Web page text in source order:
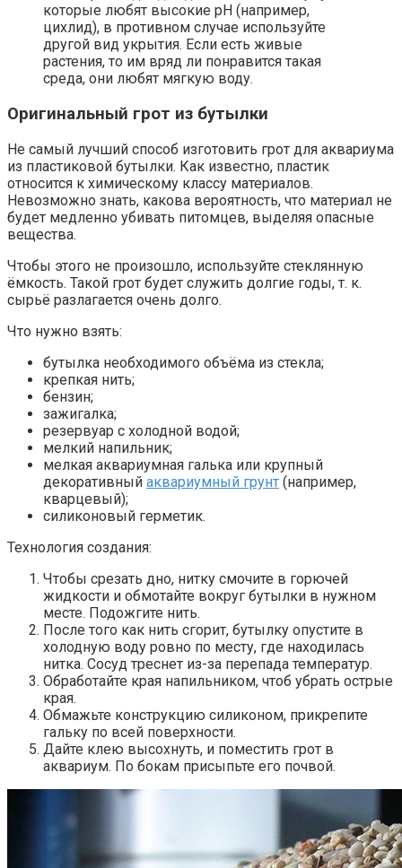
которые любят высокие pH (например,
цихлид), в противном случае используйте
другой вид укрытия. Если есть живые
растения, то им вряд ли понравится такая
среда, они любят мягкую воду.
Оригинальный грот из бутылки
Не самый лучший способ изготовить грот для аквариума
из пластиковой бутылки. Как известно, пластик
относится к химическому классу материалов.
Невозможно знать, какова вероятность, что материал не
будет медленно убивать питомцев, выделяя опасные
вещества.
Чтобы этого не произошло, используйте стеклянную
ёмкость. Такой грот будет служить долгие годы, т. к.
сырьё разлагается очень долго.
Что нужно взять:
бутылка необходимого объёма из стекла;
крепкая нить;
бензин;
зажигалка;
резервуар с холодной водой;
мелкий напильник;
мелкая аквариумная галька или крупный
декоративный аквариумный грунт (например,
кварцевый);
силиконовый герметик.
Технология создания:
Чтобы срезать дно, нитку смочите в горючей
жидкости и обмотайте вокруг бутылки в нужном
месте. Подожгите нить.
После того как нить сгорит, бутылку опустите в
холодную воду ровно по месту, где находилась
нитка. Сосуд треснет из-за перепада температур.
Обработайте края напильником, чтоб убрать острые
края.
Обмажьте конструкцию силиконом, прикрепите
гальку по всей поверхности.
Дайте клею высохнуть, и поместить грот в
аквариум. По бокам присыпьте его почвой.